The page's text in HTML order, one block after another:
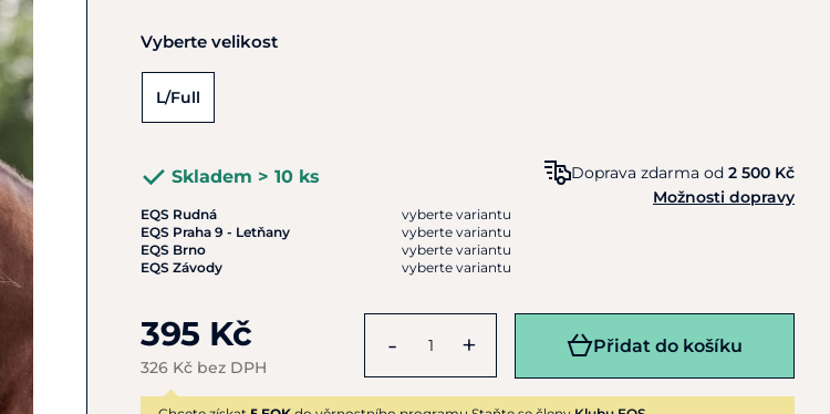
Vyberte velikost
L/Full
Skladem > 10 ks
EQS Rudná
vyberte variantu
EQS Praha 9 - Letňany
vyberte variantu
EQS Brno
vyberte variantu
EQS Závody
vyberte variantu
Doprava zdarma od 2 500 Kč
Možnosti dopravy
395 Kč
326 Kč bez DPH
- + Přidat do košíku